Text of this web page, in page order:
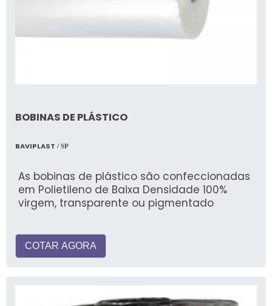
BOBINAS DE PLÁSTICO
BAVIPLAST / SP
As bobinas de plástico são confeccionadas
em Polietileno de Baixa Densidade 100%
virgem, transparente ou pigmentado
COTAR AGORA